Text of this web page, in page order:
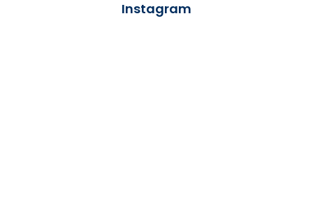
Arquebisbat de Barcelona
Instagram